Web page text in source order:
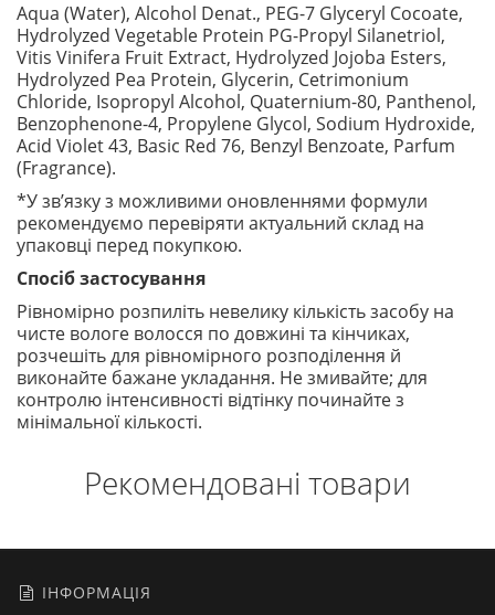
Aqua (Water), Alcohol Denat., PEG-7 Glyceryl Cocoate,
Hydrolyzed Vegetable Protein PG-Propyl Silanetriol,
Vitis Vinifera Fruit Extract, Hydrolyzed Jojoba Esters,
Hydrolyzed Pea Protein, Glycerin, Cetrimonium
Chloride, Isopropyl Alcohol, Quaternium-80, Panthenol,
Benzophenone-4, Propylene Glycol, Sodium Hydroxide,
Acid Violet 43, Basic Red 76, Benzyl Benzoate, Parfum
(Fragrance).
*У зв’язку з можливими оновленнями формули
рекомендуємо перевіряти актуальний склад на
упаковці перед покупкою.
Спосіб застосування
Рівномірно розпиліть невелику кількість засобу на
чисте вологе волосся по довжині та кінчиках,
розчешіть для рівномірного розподілення й
виконайте бажане укладання. Не змивайте; для
контролю інтенсивності відтінку починайте з
мінімальної кількості.
Рекомендовані товари
ІНФОРМАЦІЯ